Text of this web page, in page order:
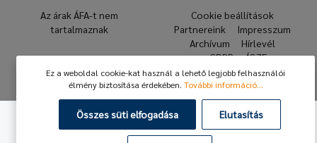
© 2026 Hafner Pneumatika
Az árak ÁFA-t nem
tartalmaznak
Cookie beállítások
Partnereink
Impresszum
Archívum
Hírlevél
GDPR
ÁSZF
Ez a weboldal cookie-kat használ a lehető legjobb felhasználói
élmény biztosítása érdekében. További információ...
Összes süti elfogadása Elutasítás